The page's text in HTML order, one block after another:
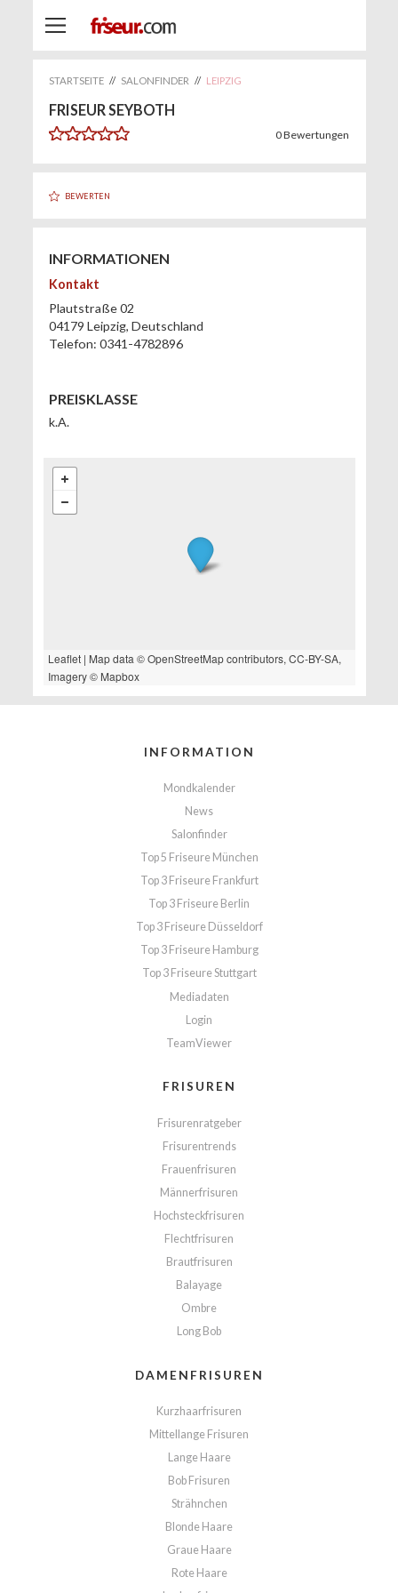
STARTSEITE // SALONFINDER // LEIPZIG
FRISEUR SEYBOTH
0Bewertungen
BEWERTEN
INFORMATIONEN
Kontakt
Plautstraße 02
04179 Leipzig, Deutschland
Telefon: 0341-4782896
PREISKLASSE
k.A.
Leaflet| Map data ©OpenStreetMapcontributors, CC-BY-SA,
Imagery © Mapbox
INFORMATION
Mondkalender
News
Salonfinder
Top 5 Friseure München
Top 3 Friseure Frankfurt
Top 3 Friseure Berlin
Top 3 Friseure Düsseldorf
Top 3 Friseure Hamburg
Top 3 Friseure Stuttgart
Mediadaten
Login
TeamViewer
FRISUREN
Frisurenratgeber
Frisurentrends
Frauenfrisuren
Männerfrisuren
Hochsteckfrisuren
Flechtfrisuren
Brautfrisuren
Balayage
Ombre
Long Bob
DAMENFRISUREN
Kurzhaarfrisuren
Mittellange Frisuren
Lange Haare
Bob Frisuren
Strähnchen
Blonde Haare
Graue Haare
Rote Haare